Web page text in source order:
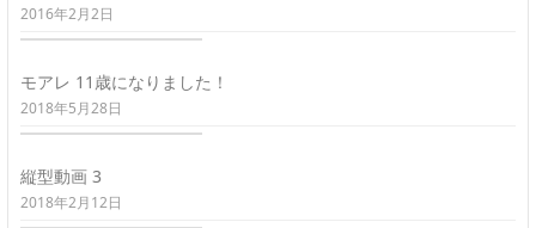
2016年2月2日
モアレ 11歳になりました！
2018年5月28日
縦型動画 3
2018年2月12日